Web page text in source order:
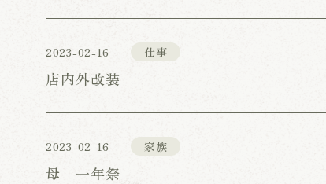
2023-02-16 仕事
店内外改装
2023-02-16 家族
母 一年祭